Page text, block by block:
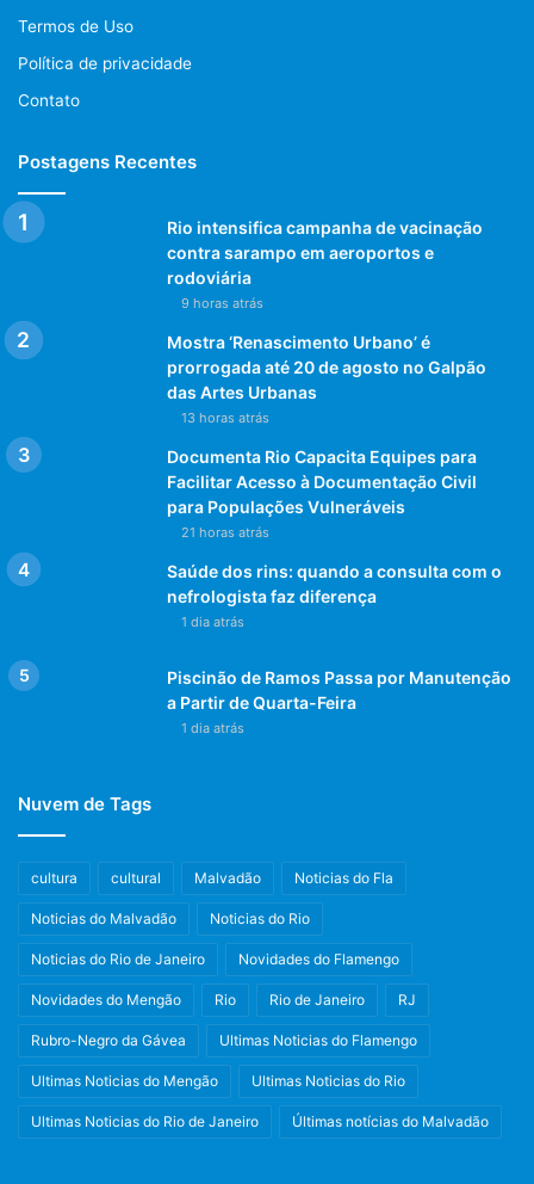
Termos de Uso
Política de privacidade
Contato
Postagens Recentes
Rio intensifica campanha de vacinação
contra sarampo em aeroportos e
rodoviária
9 horas atrás
Mostra ‘Renascimento Urbano’ é
prorrogada até 20 de agosto no Galpão
das Artes Urbanas
13 horas atrás
Documenta Rio Capacita Equipes para
Facilitar Acesso à Documentação Civil
para Populações Vulneráveis
21 horas atrás
Saúde dos rins: quando a consulta com o
nefrologista faz diferença
1 dia atrás
Piscinão de Ramos Passa por Manutenção
a Partir de Quarta-Feira
1 dia atrás
Nuvem de Tags
cultura cultural Malvadão Noticias do Fla
Noticias do Malvadão Noticias do Rio
Noticias do Rio de Janeiro Novidades do Flamengo
Novidades do Mengão Rio Rio de Janeiro RJ
Rubro-Negro da Gávea Ultimas Noticias do Flamengo
Ultimas Noticias do Mengão Ultimas Noticias do Rio
Ultimas Noticias do Rio de Janeiro Últimas notícias do Malvadão